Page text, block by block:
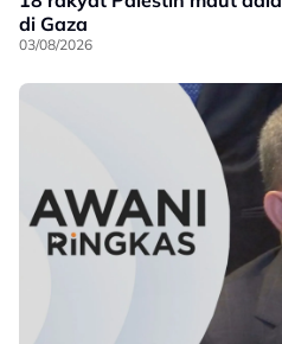
di Gaza
03/08/2026